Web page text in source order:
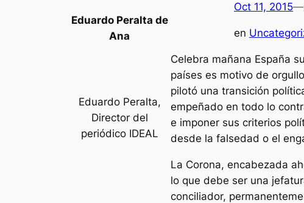
Eduardo Peralta de
Ana
Eduardo Peralta,
Director del
periódico IDEAL
Oct 11, 2015—
en
Celebra mañana España
países es motivo de
pilotó una transición
empeñado en todo lo
e imponer sus criterios
desde la falsedad o el
La Corona, encabezada
lo que debe ser una
conciliador,